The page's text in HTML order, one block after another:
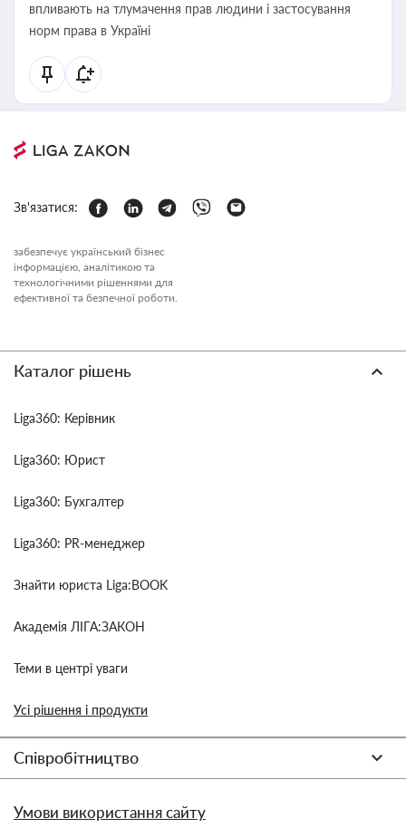
впливають на тлумачення прав людини і застосування
норм права в Україні
Зв'язатися:
забезпечує український бізнес
інформацією, аналітикою та
технологічними рішеннями для
ефективної та безпечної роботи.
Каталог рішень
Liga360: Керівник
Liga360: Юрист
Liga360: Бухгалтер
Liga360: PR-менеджер
Знайти юриста Liga:BOOK
Академія ЛІГА:ЗАКОН
Теми в центрі уваги
Усі рішення і продукти
Співробітництво
Умови використання сайту